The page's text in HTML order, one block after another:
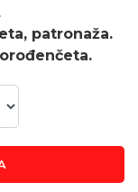
patronaža.